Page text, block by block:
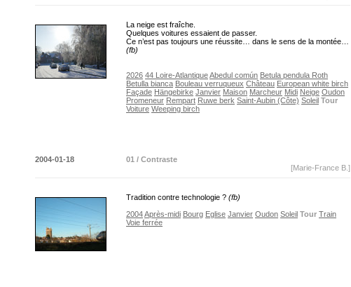
La neige est fraîche.
Quelques voitures essaient de passer.
Ce n’est pas toujours une réussite… dans le sens de la montée…
(fb)
2026 44 Loire-AtlantiqueAbedul común Betula pendula Roth
Betulla bianca Bouleau verruqueux Château European white birch
Façade Hängebirke Janvier Maison Marcheur Midi Neige Oudon
Promeneur Rempart Ruwe berk Saint-Aubin (Côte) Soleil Tour
Voiture Weeping birch
2004-01-18
01 / Contraste
[Marie-France B.]
Tradition contre technologie ? (fb)
2004Après-midi Bourg Eglise Janvier Oudon Soleil Tour Train
Voie ferrée